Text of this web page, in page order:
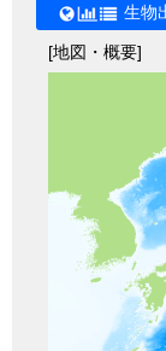
生物
[地図・概要]